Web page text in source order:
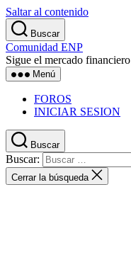
Saltar al contenido
Buscar
Comunidad ENP
Sigue el mercado financiero
Menú
FOROS
INICIAR SESION
Buscar
Buscar:
Cerrar la búsqueda